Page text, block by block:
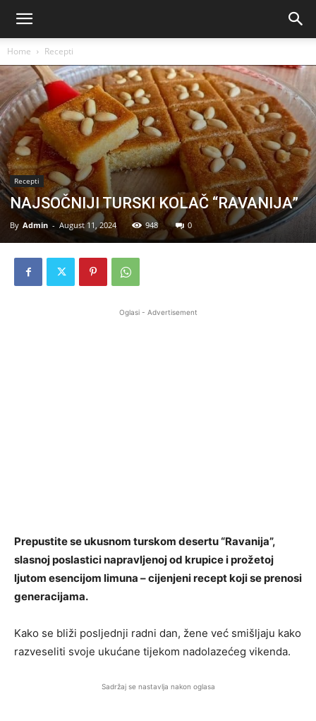
Home Recepti
Recepti
NAJSOČNIJI TURSKI KOLAČ “RAVANIJA”
By Admin - August 11, 2024 948 0
Oglasi - Advertisement
Prepustite se ukusnom turskom desertu “Ravanija”,
slasnoj poslastici napravljenoj od krupice i prožetoj
ljutom esencijom limuna – cijenjeni recept koji se prenosi
generacijama.
Kako se bliži posljednji radni dan, žene već smišljaju kako
razveseliti svoje ukućane tijekom nadolazećeg vikenda.
Sadržaj se nastavlja nakon oglasa